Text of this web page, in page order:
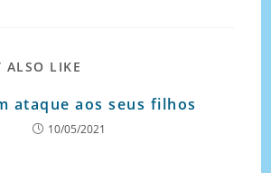
ALSO LIKE
ataque aos seus filhos
10/05/2021